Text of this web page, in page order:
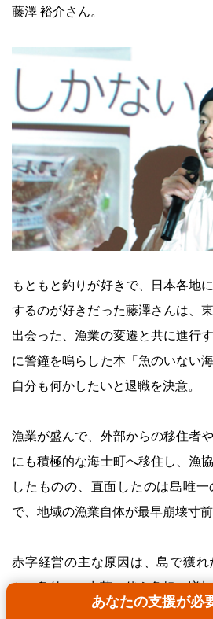
あなたの支援が必
藤澤 裕介さん。
もともと釣りが好きで、日本各地
するのが好きだった藤澤さんは、
出会った、漁業の変遷と共に進行
に警鐘を鳴らした本「魚のいない
自分も何かしたいと退職を決意。
漁業が盛んで、外部からの移住者
にも積極的な海士町へ移住し、漁
したものの、直面したのは島唯
で、地域の漁業自体が最早崩壊寸
赤字経営の主な原因は、島で獲
と、島外への出荷に伴う負担の増